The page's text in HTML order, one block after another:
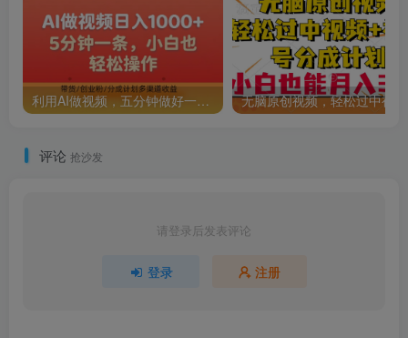
利用AI做视频，五分钟做好一条，操作简单，新手小白也没问题，带货创业粉分成计划多渠道收益，2024实现逆风翻盘
评论 抢沙发
请登录后发表评论
登录 注册